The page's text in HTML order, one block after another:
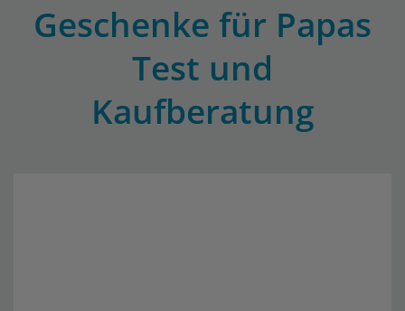
Geschenke für Papas
Test und
Kaufberatung